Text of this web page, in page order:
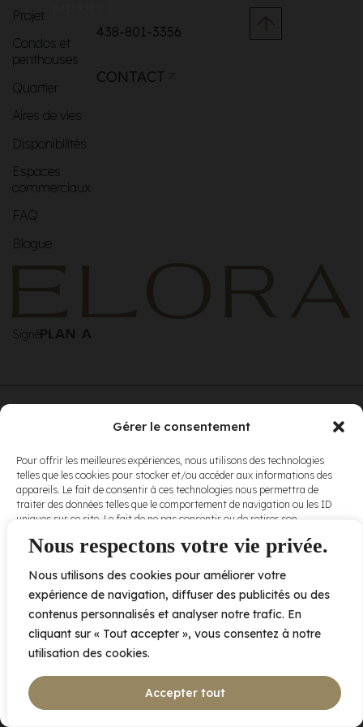
Nous respectons votre vie privée.
Nous utilisons des cookies pour améliorer votre
expérience de navigation, diffuser des publicités ou des
contenus personnalisés et analyser notre trafic. En
cliquant sur « Tout accepter », vous consentez à notre
utilisation des cookies.
Accepter tout
Gérer le consentement
Pour offrir les meilleures expériences, nous utilisons des technologies
telles que les cookies pour stocker et/ou accéder aux informations des
appareils. Le fait de consentir à ces technologies nous permettra de
traiter des données telles que le comportement de navigation ou les ID
uniques sur ce site. Le fait de ne pas consentir ou de retirer son
et fonctions.
Accepter
Refuser
Projet
Condos et
penthouses
Quartier
Aires de vies
Disponibilités
Espaces
commerciaux
FAQ
Blogue
438-801-3356
CONTACT
Signé
conditions
d’utilisationet
nospolitiques
de
confidentialité .
2005 av. de Bois-de-Boulogne, Laval QC H7N 0J7